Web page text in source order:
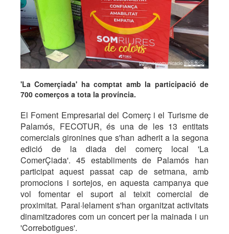
'La Comerçiada' ha comptat amb la participació de
700 comerços a tota la província.
El Foment Empresarial del Comerç i el Turisme de
Palamós, FECOTUR, és una de les 13 entitats
comercials gironines que s'han adherit a la segona
edició de la diada del comerç local 'La
ComerÇiada'. 45 establiments de Palamós han
participat aquest passat cap de setmana, amb
promocions i sortejos, en aquesta campanya que
vol fomentar el suport al teixit comercial de
proximitat. Paral·lelament s'han organitzat activitats
dinamitzadores com un concert per la mainada i un
'Correbotigues'.